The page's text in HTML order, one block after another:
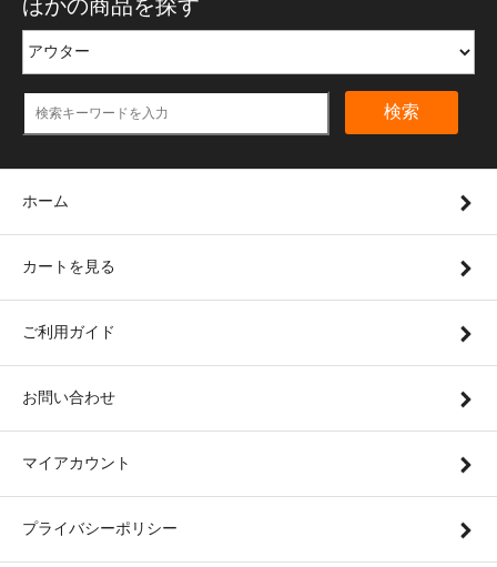
ほかの商品を探す
検索
ホーム
カートを見る
ご利用ガイド
お問い合わせ
マイアカウント
プライバシーポリシー